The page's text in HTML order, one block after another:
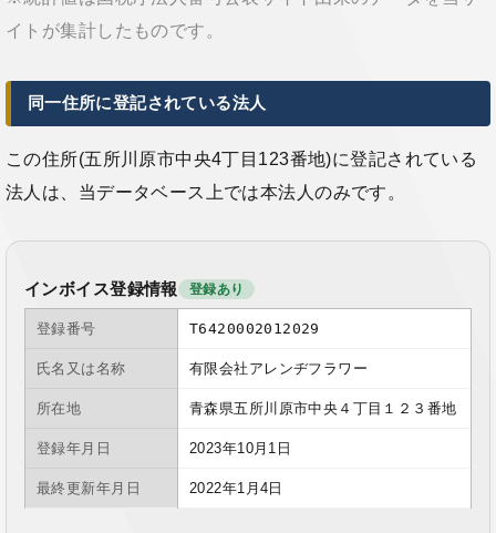
イトが集計したものです。
同一住所に登記されている法人
この住所(五所川原市中央4丁目123番地)に登記されている
法人は、当データベース上では本法人のみです。
インボイス登録情報 登録あり
登録番号 T6420002012029
氏名又は名称 有限会社アレンヂフラワー
所在地 青森県五所川原市中央４丁目１２３番地
登録年月日 2023年10月1日
最終更新年月日 2022年1月4日